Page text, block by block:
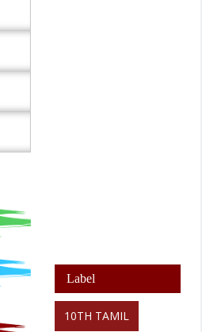
Label
10TH TAMIL